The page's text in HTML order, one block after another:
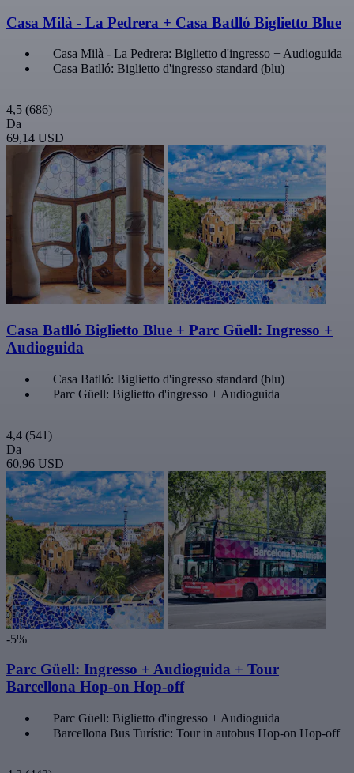
Casa Milà - La Pedrera + Casa Batlló Biglietto Blue
Casa Milà - La Pedrera: Biglietto d'ingresso + Audioguida
Casa Batlló: Biglietto d'ingresso standard (blu)
4,5 (686)
Da
69,14 USD
Casa Batlló Biglietto Blue + Parc Güell: Ingresso +
Audioguida
Casa Batlló: Biglietto d'ingresso standard (blu)
Parc Güell: Biglietto d'ingresso + Audioguida
4,4 (541)
Da
60,96 USD
-5%
Parc Güell: Ingresso + Audioguida + Tour
Barcellona Hop-on Hop-off
Parc Güell: Biglietto d'ingresso + Audioguida
Barcellona Bus Turístic: Tour in autobus Hop-on Hop-off